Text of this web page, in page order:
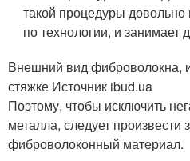
такой процедуры
по технологии, и занимает
Внешний вид фиброволокна,
стяжке Источник ibud.ua
Поэтому, чтобы исключить
металла, следует произвести
фиброволоконный материал.